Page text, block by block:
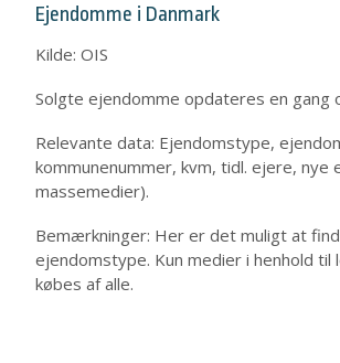
Ejendomme i Danmark
Kilde: OIS
Solgte ejendomme opdateres en gang
Relevante data: Ejendomstype,
kommunenummer, kvm, tidl. ejere,
massemedier).
Bemærkninger: Her er det muligt at
ejendomstype. Kun medier i henhold
købes af alle.